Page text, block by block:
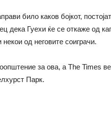
било каков бојкот,
дека Гуехи ќе се откаже од
некои од неговите соиграчи.
за ова, а The Times
Парк.